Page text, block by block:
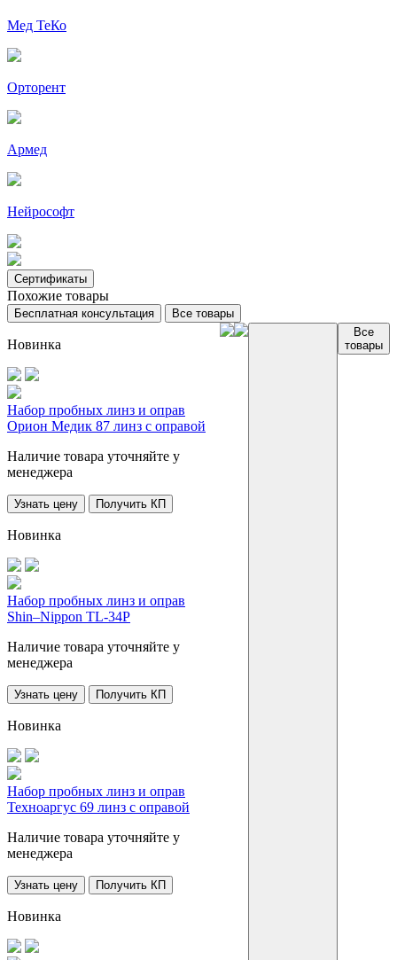
Мед ТеКо
Орторент
Армед
Нейрософт
Сертификаты
Похожие товары
Бесплатная консультация Все товары
Новинка
Набор пробных линз и оправ
Орион Медик 87 линз с оправой
Наличие товара уточняйте у
менеджера
Узнать цену Получить КП
Новинка
Набор пробных линз и оправ
Shin–Nippon TL-34P
Наличие товара уточняйте у
менеджера
Узнать цену Получить КП
Новинка
Набор пробных линз и оправ
Техноаргус 69 линз с оправой
Наличие товара уточняйте у
менеджера
Узнать цену Получить КП
Новинка
Все
товары